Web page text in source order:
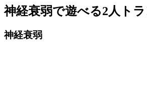
神経衰弱で遊べる2人ト
神経衰弱